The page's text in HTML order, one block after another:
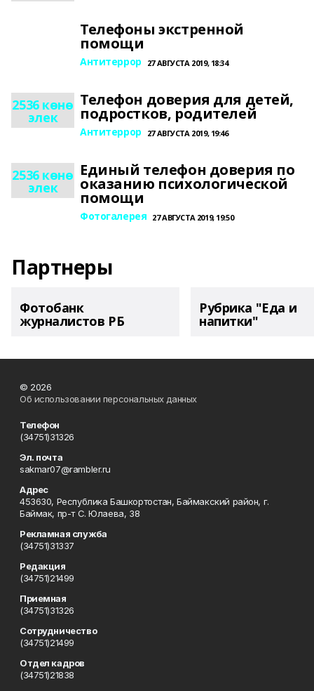
Телефоны экстренной
помощи
Антитеррор 27 АВГУСТА 2019, 18:34
2536 көнө
элек
Телефон доверия для детей,
подростков, родителей
Антитеррор 27 АВГУСТА 2019, 19:46
2536 көнө
элек
Единый телефон доверия по
оказанию психологической
помощи
Фотогалерея 27 АВГУСТА 2019, 19:50
Партнеры
Фотобанк
журналистов РБ
Рубрика "Еда и
напитки"
© 2026
Об использовании персональных данных
Телефон
(34751)31326
Эл. почта
sakmar07@rambler.ru
Адрес
453630, Республика Башкортостан, Баймакский район, г.
Баймак, пр-т С. Юлаева, 38
Рекламная служба
(34751)31337
Редакция
(34751)21499
Приемная
(34751)31326
Сотрудничество
(34751)21499
Отдел кадров
(34751)21838